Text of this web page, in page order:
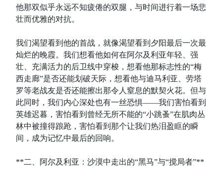
他那双似乎永远不知疲倦的双腿，与时间进行着一场悲
壮而优雅的对抗。
我们渴望看到他的首战，就像渴望看到夕阳最后一次最
灿烂的晚霞。我们想看他如何在阿尔及利亚年轻、强
壮、充满活力的后卫线中穿梭，想看他那标志性的“梅
西走廊”是否还能划破天际，想看他与迪马利亚、劳塔
罗等老战友是否还能擦出那令人窒息的默契火花。但与
此同时，我们内心深处也有一丝恐惧——我们害怕看到
英雄迟暮，害怕看到曾经无所不能的“小跳蚤”在肌肉丛
林中被撞得踉跄，害怕看到那个让我们热泪盈眶的瞬
间，成为记忆中最后的回响。
**二、阿尔及利亚：沙漠中走出的“黑马”与“搅局者”**